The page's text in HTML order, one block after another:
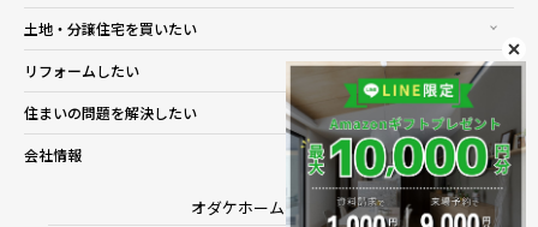
土地・分譲住宅を買いたい
リフォームしたい
住まいの問題を解決したい
会社情報
オダケホーム株式会社